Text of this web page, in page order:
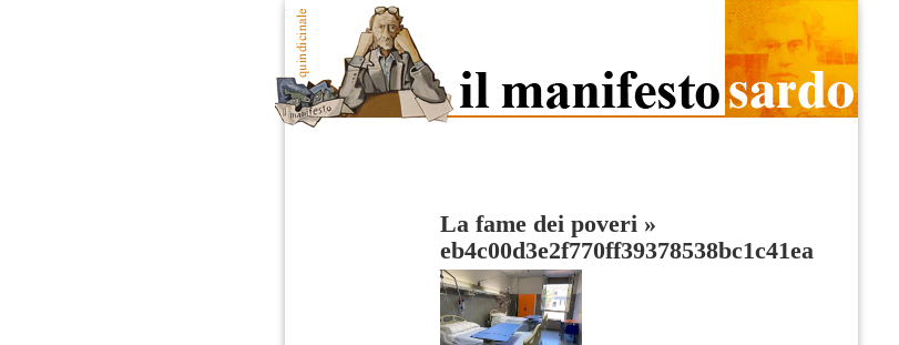
La fame dei poveri »
eb4c00d3e2f770ff39378538bc1c41ea